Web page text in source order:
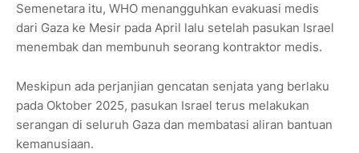
Semenetara itu, WHO menangguhkan evakuasi medis
dari Gaza ke Mesir pada April lalu setelah pasukan Israel
menembak dan membunuh seorang kontraktor medis.
Meskipun ada perjanjian gencatan senjata yang berlaku
pada Oktober 2025, pasukan Israel terus melakukan
serangan di seluruh Gaza dan membatasi aliran bantuan
kemanusiaan.